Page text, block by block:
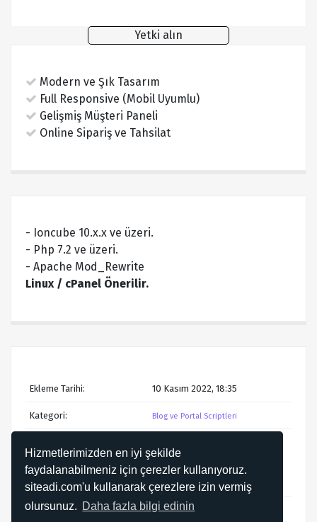
Hizmetlerimizden en iyi şekilde
faydalanabilmeniz için çerezler kullanıyoruz.
siteadi.com'u kullanarak çerezlere izin vermiş
olursunuz. Daha fazla bilgi edinin
Yetki alın
Modern ve Şık Tasarım
Full Responsive (Mobil Uyumlu)
Gelişmiş Müşteri Paneli
Online Sipariş ve Tahsilat
- Ioncube 10.x.x ve üzeri.
- Php 7.2 ve üzeri.
- Apache Mod_Rewrite
Linux / cPanel Önerilir.
Ekleme Tarihi: 10 Kasım 2022, 18:35
Kategori: Blog ve Portal Scriptleri
php script
sitesi
hazır blog sitesi
hazır portal sitesi